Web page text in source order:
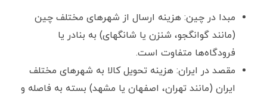
مبدا در چین: هزینه ارسال از شهرهای مختلف چین
(مانند گوانگجو، شنزن یا شانگهای) به بنادر یا
فرودگاه‌ها متفاوت است.
مقصد در ایران: هزینه تحویل کالا به شهرهای مختلف
ایران (مانند تهران، اصفهان یا مشهد) بسته به فاصله و